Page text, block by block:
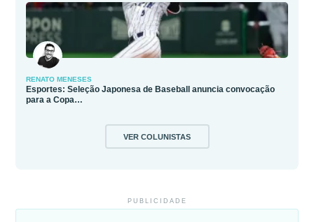
RENATO MENESES
Esportes: Seleção Japonesa de Baseball anuncia convocação
para a Copa…
VER COLUNISTAS
PUBLICIDADE